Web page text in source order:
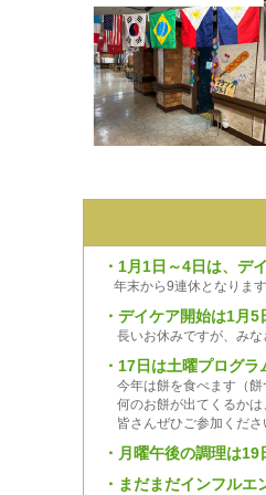
・ 1月1日～4日は、デ
年末から9連休となりま
・ デイケア開始は1月5
長いお休みですが、みな
・ 17日は土曜プログラ
今年は餅を食べます（餅
何のお餅が出てくるかは
皆さんぜひご参加くださ
・ 月曜午後の調理は
・ まだまだインフルエ